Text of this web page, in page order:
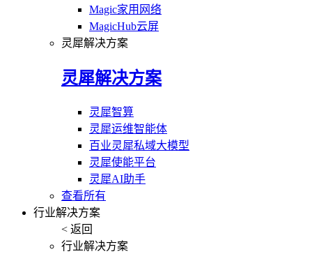
Magic家用网络
MagicHub云屏
灵犀解决方案
灵犀解决方案
灵犀智算
灵犀运维智能体
百业灵犀私域大模型
灵犀使能平台
灵犀AI助手
查看所有
行业解决方案
< 返回
行业解决方案